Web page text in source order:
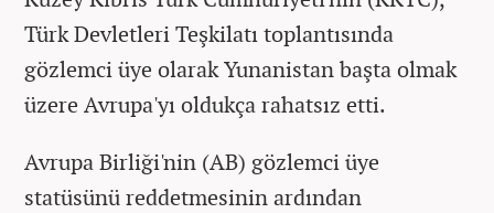
Türk Devletleri Teşkilatı toplantısında
gözlemci üye olarak Yunanistan başta olmak
üzere Avrupa'yı oldukça rahatsız etti.
Avrupa Birliği'nin (AB) gözlemci üye
statüsünü reddetmesinin ardından